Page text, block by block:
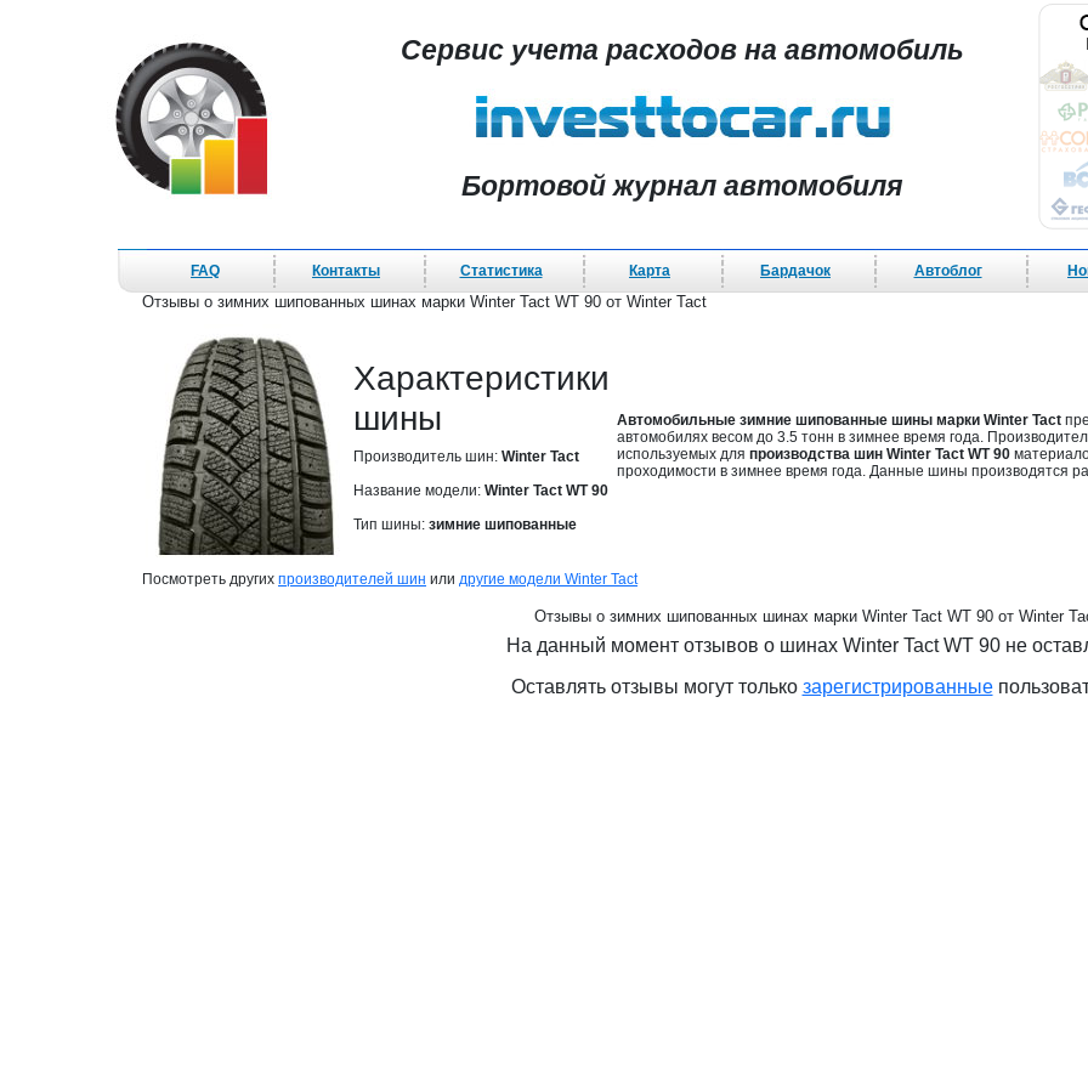
Сервис учета расходов на автомобиль
Бортовой журнал автомобиля
FAQ Контакты Статистика Карта Бардачок Автоблог
Отзывы о зимних шипованных шинах марки Winter Tact WT 90 от Winter Tact
Характеристики
шины
Производитель шин: Winter Tact
Название модели: Winter Tact WT 90
Тип шины: зимние шипованные
Автомобильные зимние шипованные шины марки Winter Tact
автомобилях весом до 3.5 тонн в зимнее время года.
используемых для производства шин Winter Tact WT 90
проходимости в зимнее время года. Данные шины производятся
Посмотреть других производителей шин или другие модели Winter Tact
Отзывы о зимних шипованных шинах марки Winter Tact WT 90 от Winter
На данный момент отзывов о шинах Winter Tact WT 90 не
Оставлять отзывы могут только зарегистрированные